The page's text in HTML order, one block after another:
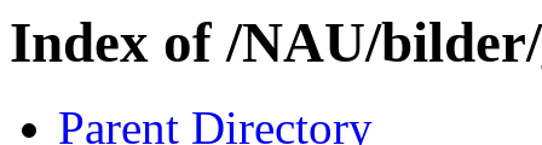
Index of /NAU/
Parent Directory